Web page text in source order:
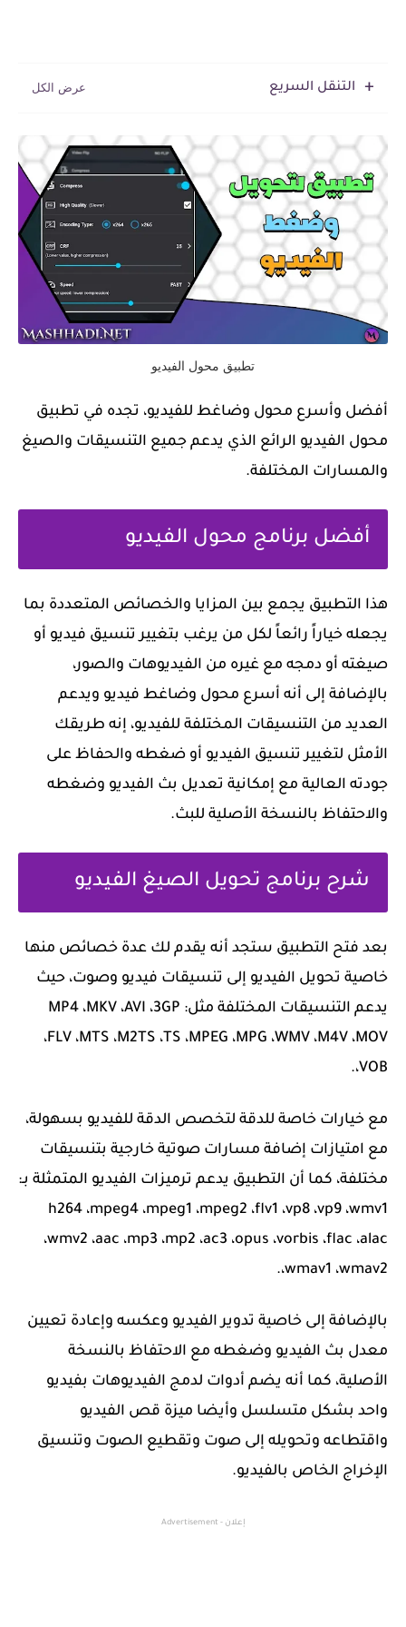
التنقل السريع
تطبيق محول الفيديو
أفضل وأسرع محول وضاغط للفيديو، تجده في تطبيق
محول الفيديو الرائع الذي يدعم جميع التنسيقات والصيغ
والمسارات المختلفة.
أفضل برنامج محول الفيديو
هذا التطبيق يجمع بين المزايا والخصائص المتعددة بما
يجعله خياراً رائعاً لكل من يرغب بتغيير تنسيق فيديو أو
صيغته أو دمجه مع غيره من الفيديوهات والصور،
بالإضافة إلى أنه أسرع محول وضاغط فيديو ويدعم
العديد من التنسيقات المختلفة للفيديو، إنه طريقك
الأمثل لتغيير تنسيق الفيديو أو ضغطه والحفاظ على
جودته العالية مع إمكانية تعديل بث الفيديو وضغطه
والاحتفاظ بالنسخة الأصلية للبث.
شرح برنامج تحويل الصيغ الفيديو
بعد فتح التطبيق ستجد أنه يقدم لك عدة خصائص منها
خاصية تحويل الفيديو إلى تنسيقات فيديو وصوت، حيث
يدعم التنسيقات المختلفة مثل: MP4 ،MKV ،AVI ،3GP
،FLV ،MTS ،M2TS ،TS ،MPEG ،MPG ،WMV ،M4V ،MOV
،VOB.
مع خيارات خاصة للدقة لتخصص الدقة للفيديو بسهولة،
مع امتيازات إضافة مسارات صوتية خارجية بتنسيقات
مختلفة، كما أن التطبيق يدعم ترميزات الفيديو المتمثلة بـ:
h264 ،mpeg4 ،mpeg1 ،mpeg2 ،flv1 ،vp8 ،vp9 ،wmv1
،wmv2 ،aac ،mp3 ،mp2 ،ac3 ،opus ،vorbis ،flac ،alac
،wmav1 ،wmav2.
بالإضافة إلى خاصية تدوير الفيديو وعكسه وإعادة تعيين
معدل بث الفيديو وضغطه مع الاحتفاظ بالنسخة
الأصلية، كما أنه يضم أدوات لدمج الفيديوهات بفيديو
واحد بشكل متسلسل وأيضا ميزة قص الفيديو
واقتطاعه وتحويله إلى صوت وتقطيع الصوت وتنسيق
الإخراج الخاص بالفيديو.
إعلان - Advertisement